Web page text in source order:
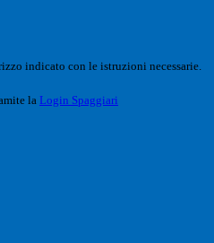
indicato con le istruzioni necessarie.
la Login Spaggiari